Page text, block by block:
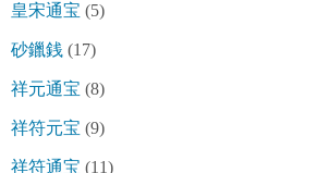
皇宋通宝 (5)
砂鑞銭 (17)
祥元通宝 (8)
祥符元宝 (9)
祥符通宝 (11)